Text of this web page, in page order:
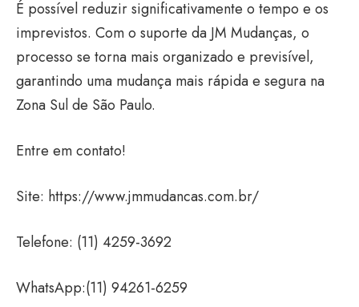
É possível reduzir significativamente o tempo e os
imprevistos. Com o suporte da JM Mudanças, o
processo se torna mais organizado e previsível,
garantindo uma mudança mais rápida e segura na
Zona Sul de São Paulo.
Entre em contato!
Site: https://www.jmmudancas.com.br/
Telefone: (11) 4259-3692
WhatsApp:(11) 94261-6259